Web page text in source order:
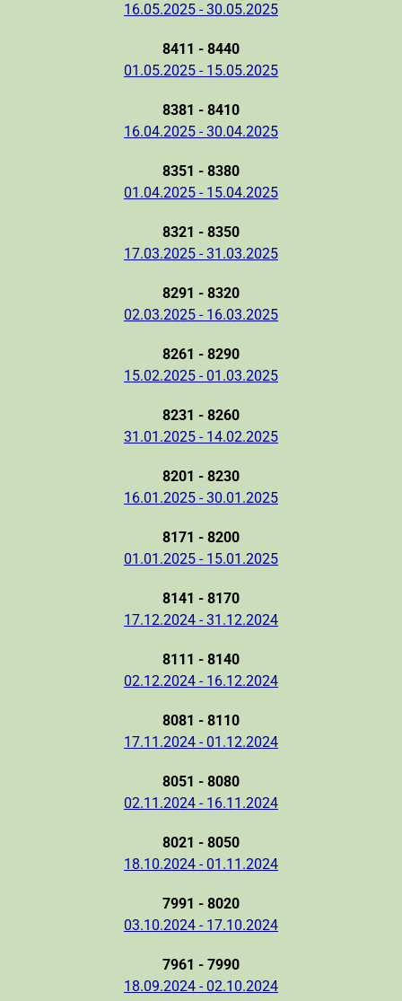
16.05.2025 - 30.05.2025
8411 - 8440
01.05.2025 - 15.05.2025
8381 - 8410
16.04.2025 - 30.04.2025
8351 - 8380
01.04.2025 - 15.04.2025
8321 - 8350
17.03.2025 - 31.03.2025
8291 - 8320
02.03.2025 - 16.03.2025
8261 - 8290
15.02.2025 - 01.03.2025
8231 - 8260
31.01.2025 - 14.02.2025
8201 - 8230
16.01.2025 - 30.01.2025
8171 - 8200
01.01.2025 - 15.01.2025
8141 - 8170
17.12.2024 - 31.12.2024
8111 - 8140
02.12.2024 - 16.12.2024
8081 - 8110
17.11.2024 - 01.12.2024
8051 - 8080
02.11.2024 - 16.11.2024
8021 - 8050
18.10.2024 - 01.11.2024
7991 - 8020
03.10.2024 - 17.10.2024
7961 - 7990
18.09.2024 - 02.10.2024